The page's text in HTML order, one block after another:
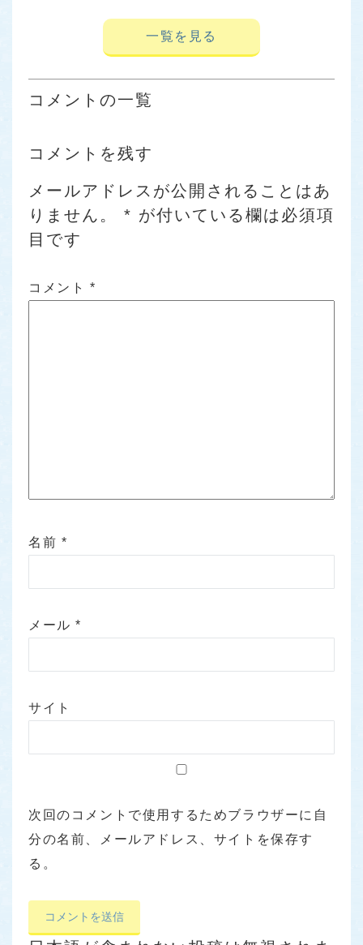
一覧を見る
コメントの一覧
コメントを残す
メールアドレスが公開されることはあ
りません。
* が付いている欄は必須項
目です
コメント *
名前 *
メール*
サイト
次回のコメントで使用するためブラウザーに自
分の名前、メールアドレス、サイトを保存す
る。